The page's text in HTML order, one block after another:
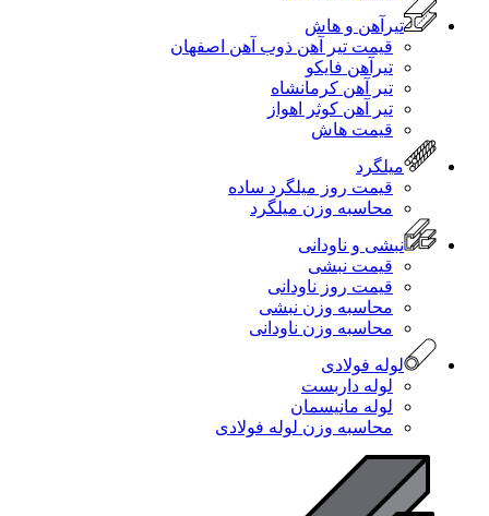
تیرآهن و هاش
قیمت تیر آهن ذوب آهن اصفهان
تیرآهن فایکو
تیر آهن کرمانشاه
تیر آهن کوثر اهواز
قیمت هاش
میلگرد
قیمت روز میلگرد ساده
محاسبه وزن میلگرد
نبشی و ناودانی
قیمت نبشی
قیمت روز ناودانی
محاسبه وزن نبشی
محاسبه وزن ناودانی
لوله فولادی
لوله داربست
لوله مانیسمان
محاسبه وزن لوله فولادی